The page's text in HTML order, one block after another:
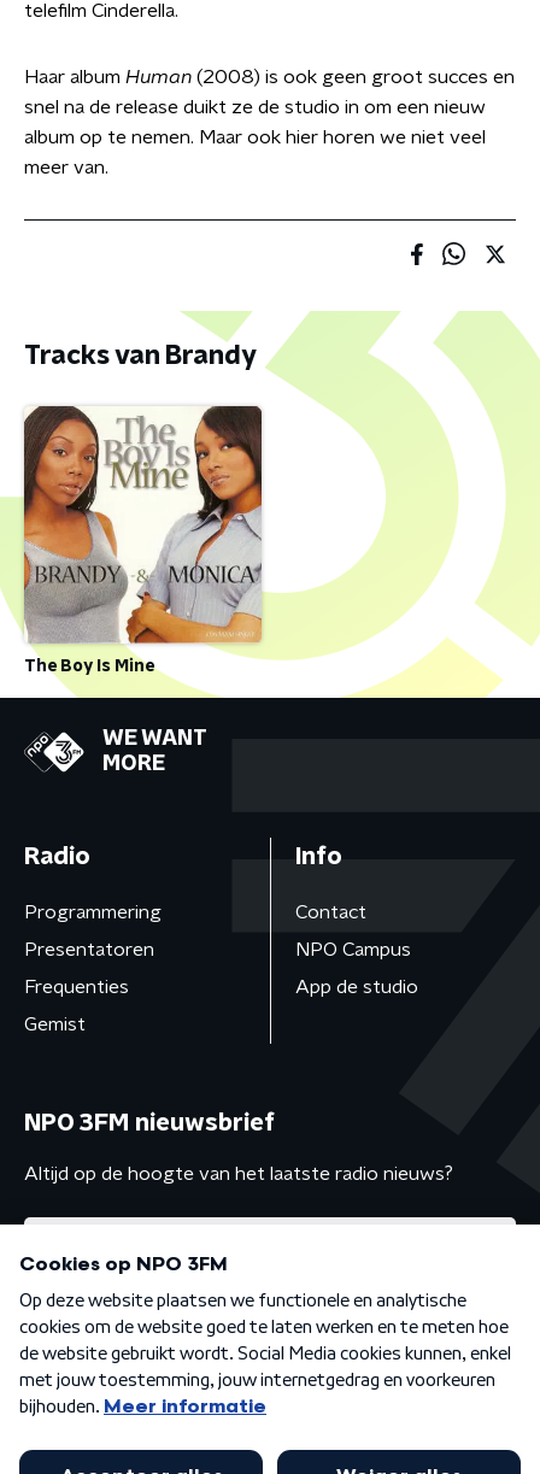
telefilm Cinderella.
Haar album Human (2008) is ook geen groot succes en
snel na de release duikt ze de studio in om een nieuw
album op te nemen. Maar ook hier horen we niet veel
meer van.
Tracks van Brandy
The Boy Is Mine
WE WANT
MORE
Radio
Programmering
Presentatoren
Frequenties
Gemist
Info
Contact
NPO Campus
App de studio
NPO 3FM nieuwsbrief
Altijd op de hoogte van het laatste radio nieuws?
Algemene voorwaarden Privacybeleid